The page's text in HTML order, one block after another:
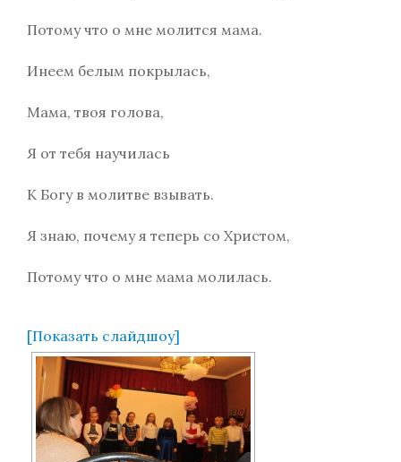
Потому что о мне молится мама.
Инеем белым покрылась,
Мама, твоя голова,
Я от тебя научилась
К Богу в молитве взывать.
Я знаю, почему я теперь со Христом,
Потому что о мне мама молилась.
[Показать слайдшоу]